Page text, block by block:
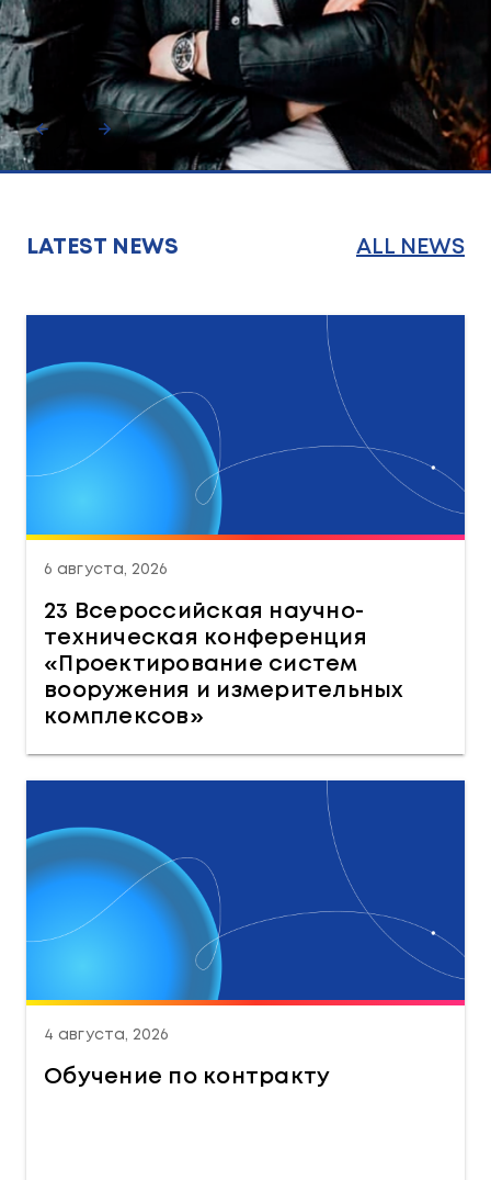
LATEST NEWS ALL NEWS
6 августа, 2026
23 Всероссийская научно-
техническая конференция
«Проектирование систем
вооружения и измерительных
комплексов»
4 августа, 2026
Обучение по контракту